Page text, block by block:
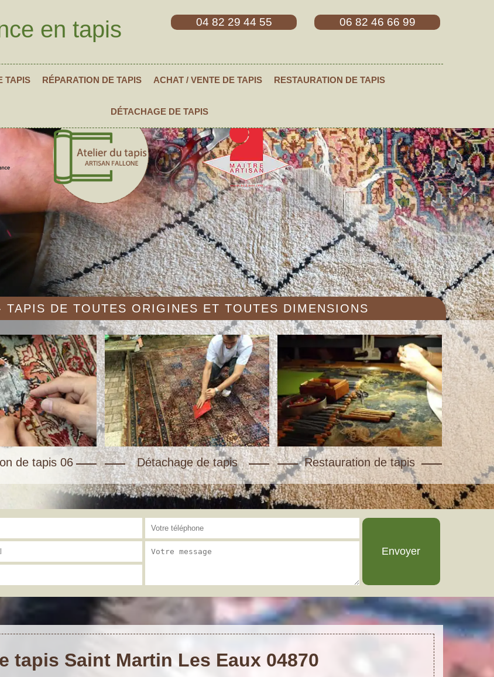
en tapis 04 82 29 44 55 06 82 46 66 99
TAPIS RÉPARATION DE TAPIS ACHAT / VENTE DE TAPIS RESTAURATION DE TAPIS
DÉTACHAGE DE TAPIS
TAPIS DE TOUTES ORIGINES ET TOUTES DIMENSIONS
de tapis 06 Détachage de tapis Restauration de tapis
tapis Saint Martin Les Eaux 04870